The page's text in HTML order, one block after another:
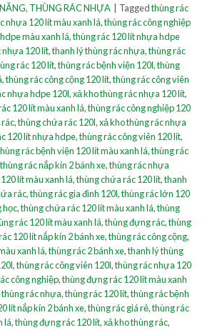
, THÙNG RÁC NHỰA Taggedthùng rác
nhựa 120 lít màu xanh lá,thùng rác công nghiệp
màu xanh lá,thùng rác 120 lít nhựa hdpe
nhựa 120 lít,thanh lý thùng rác nhựa,thùng rác
rác 120 lít,thùng rác bệnh viện 120l,thùng
,thùng rác công cộng 120 lít,thùng rác công viên
nhựa hdpe 120l,xả kho thùng rác nhựa 120 lít,
120 lít màu xanh lá,thùng rác công nghiệp 120
rác,thùng chứa rác 120l,xả kho thùng rác nhựa
120 lít nhựa hdpe,thùng rác công viên 120 lít,
rác bệnh viện 120 lít màu xanh lá,thùng rác
thùng rác nắp kín 2 bánh xe,thùng rác nhựa
lít màu xanh lá,thùng chứa rác 120 lít,thanh
rác,thùng rác gia đình 120l,thùng rác lớn 120
học,thùng chứa rác 120 lít màu xanh lá,thùng
rác 120 lít màu xanh lá,thùng đựng rác,thùng
120 lít nắp kín 2 bánh xe,thùng rác công cộng,
xanh lá,thùng rác 2 bánh xe,thanh lý thùng
,thùng rác công viên 120l,thùng rác nhựa 120
công nghiệp,thùng đựng rác 120 lít màu xanh
thùng rác nhựa,thùng rác 120 lít,thùng rác bệnh
lít nắp kín 2 bánh xe,thùng rác giá rẻ,thùng rác
lá,thùng đựng rác 120 lít,xả kho thùng rác,